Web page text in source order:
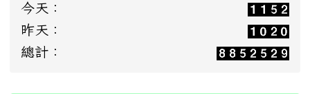
今天：
昨天：
總計：